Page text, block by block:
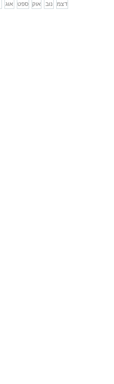
אוג ספט אוק נוב דצמ